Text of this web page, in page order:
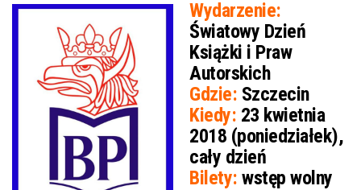
Wydarzenie:
Światowy Dzień
Książki i Praw
Autorskich
Gdzie: Szczecin
Kiedy: 23 kwietnia
2018 (poniedziałek),
cały dzień
Bilety: wstęp wolny